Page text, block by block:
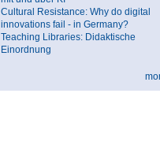
Cultural Resistance: Why do digital
innovations fail - in Germany?
Teaching Libraries: Didaktische
Einordnung